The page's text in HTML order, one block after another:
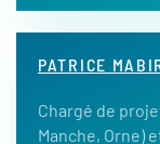
PATRICE
Chargé de
Manche, Orne)